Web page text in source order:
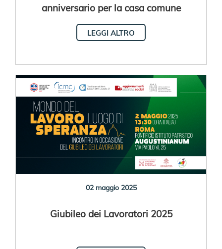
anniversario per la casa comune
LEGGI ALTRO
02 maggio 2025
Giubileo dei Lavoratori 2025